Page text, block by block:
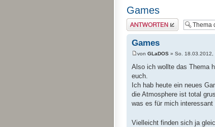
Games
Antwort erstellen
Games
von GLaDOS » So. 18.03.2012,
Also ich wollte das Thema
euch.
Ich hab heute ein neues
die Atmosphere ist total
was es für mich interessant
Vielleicht finden sich ja